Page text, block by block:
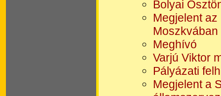
Bolyai
Megjelent
Moszkvában
Meghívó
Varjú Viktor
Pályázati
Megjelent a